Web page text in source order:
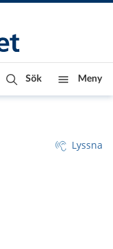
Sök Meny
Lyssna